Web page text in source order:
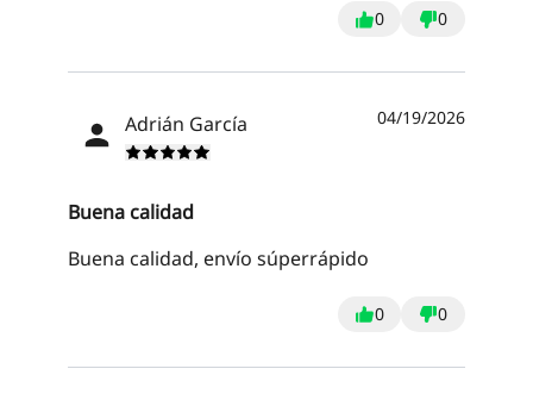
0 0
Adrián García 04/19/2026
Buena calidad
Buena calidad, envío súperrápido
0 0